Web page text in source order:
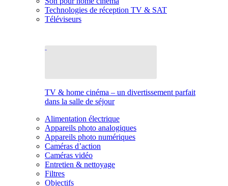
Technologies de réception TV & SAT
Téléviseurs
TV & home cinéma – un divertissement parfait
dans la salle de séjour
Alimentation électrique
Appareils photo analogiques
Appareils photo numériques
Caméras d’action
Caméras vidéo
Entretien & nettoyage
Filtres
Objectifs